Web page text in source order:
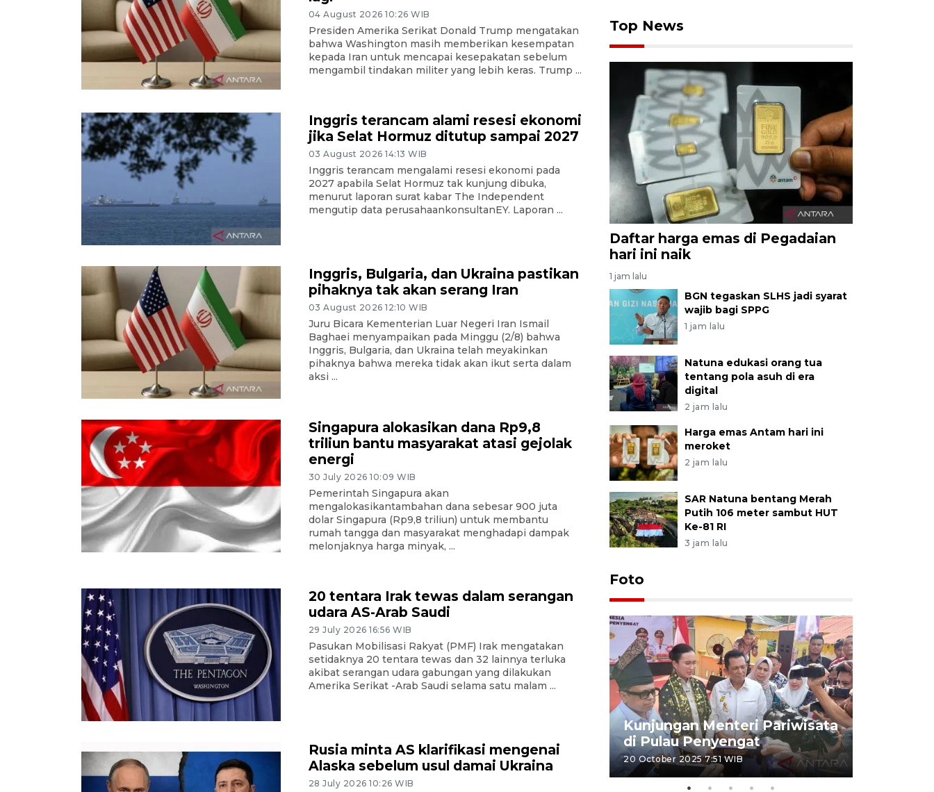
04 August 2026 10:26 WIB
Presiden Amerika Serikat Donald Trump mengatakan
bahwa Washington masih memberikan kesempatan
kepada Iran untuk mencapai kesepakatan sebelum
mengambil tindakan militer yang lebih keras. Trump ...
Inggris terancam alami resesi ekonomi
jika Selat Hormuz ditutup sampai 2027
03 August 2026 14:13 WIB
Inggris terancam mengalami resesi ekonomi pada
2027 apabila Selat Hormuz tak kunjung dibuka,
menurut laporan surat kabar The Independent
mengutip data perusahaankonsultanEY. Laporan ...
Inggris, Bulgaria, dan Ukraina pastikan
pihaknya tak akan serang Iran
03 August 2026 12:10 WIB
Juru Bicara Kementerian Luar Negeri Iran Ismail
Baghaei menyampaikan pada Minggu (2/8) bahwa
Inggris, Bulgaria, dan Ukraina telah meyakinkan
pihaknya bahwa mereka tidak akan ikut serta dalam
aksi ...
Singapura alokasikan dana Rp9,8
triliun bantu masyarakat atasi gejolak
energi
30 July 2026 10:09 WIB
Pemerintah Singapura akan
mengalokasikantambahan dana sebesar 900 juta
dolar Singapura (Rp9,8 triliun) untuk membantu
rumah tangga dan masyarakat menghadapi dampak
melonjaknya harga minyak, ...
20 tentara Irak tewas dalam serangan
udara AS-Arab Saudi
29 July 2026 16:56 WIB
Pasukan Mobilisasi Rakyat (PMF) Irak mengatakan
setidaknya 20 tentara tewas dan 32 lainnya terluka
akibat serangan udara gabungan yang dilakukan
Amerika Serikat -Arab Saudi selama satu malam ...
Rusia minta AS klarifikasi mengenai
Alaska sebelum usul damai Ukraina
28 July 2026 10:26 WIB
Top News
Daftar harga emas di Pegadaian
hari ini naik
1 jam lalu
BGN tegaskan SLHS jadi syarat
wajib bagi SPPG
1 jam lalu
Natuna edukasi orang tua
tentang pola asuh di era
digital
2 jam lalu
Harga emas Antam hari ini
meroket
2 jam lalu
SAR Natuna bentang Merah
Putih 106 meter sambut HUT
Ke-81 RI
3 jam lalu
Foto
gunakan mobil jenazah
08 February 2024 15:30 WIB, 2024
Kunjungan Menteri Pariwisata
di Pulau Penyengat
20 October 2025 7:51 WIB